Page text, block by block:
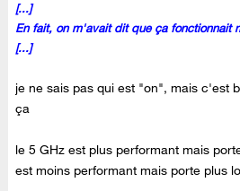
[...]
En fait, on m'avait dit que ça fonctionnait
[...]
je ne sais pas qui est "on", mais c'est
ça
le 5 GHz est plus performant mais
est moins performant mais porte plus